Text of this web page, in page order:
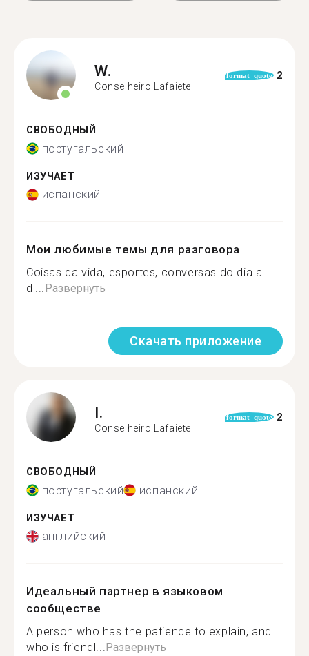
W.
Conselheiro Lafaiete
format_quote 2
СВОБОДНЫЙ
португальский
ИЗУЧАЕТ
испанский
Мои любимые темы для разговора
Coisas da vida, esportes, conversas do dia a
di...Развернуть
Скачать приложение
I.
Conselheiro Lafaiete
format_quote 2
СВОБОДНЫЙ
португальский испанский
ИЗУЧАЕТ
английский
Идеальный партнер в языковом
сообществе
A person who has the patience to explain, and
who is friendl...Развернуть